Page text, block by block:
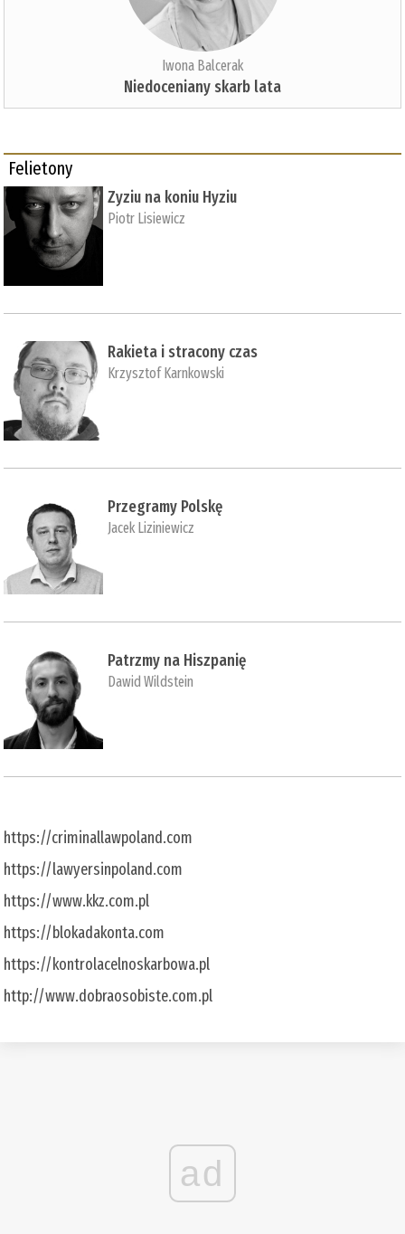
Iwona Balcerak
Niedoceniany skarb lata
Felietony
Zyziu na koniu Hyziu
Piotr Lisiewicz
Rakieta i stracony czas
Krzysztof Karnkowski
Przegramy Polskę
Jacek Liziniewicz
Patrzmy na Hiszpanię
Dawid Wildstein
https://criminallawpoland.com
https://lawyersinpoland.com
https://www.kkz.com.pl
https://blokadakonta.com
https://kontrolacelnoskarbowa.pl
http://www.dobraosobiste.com.pl
ad